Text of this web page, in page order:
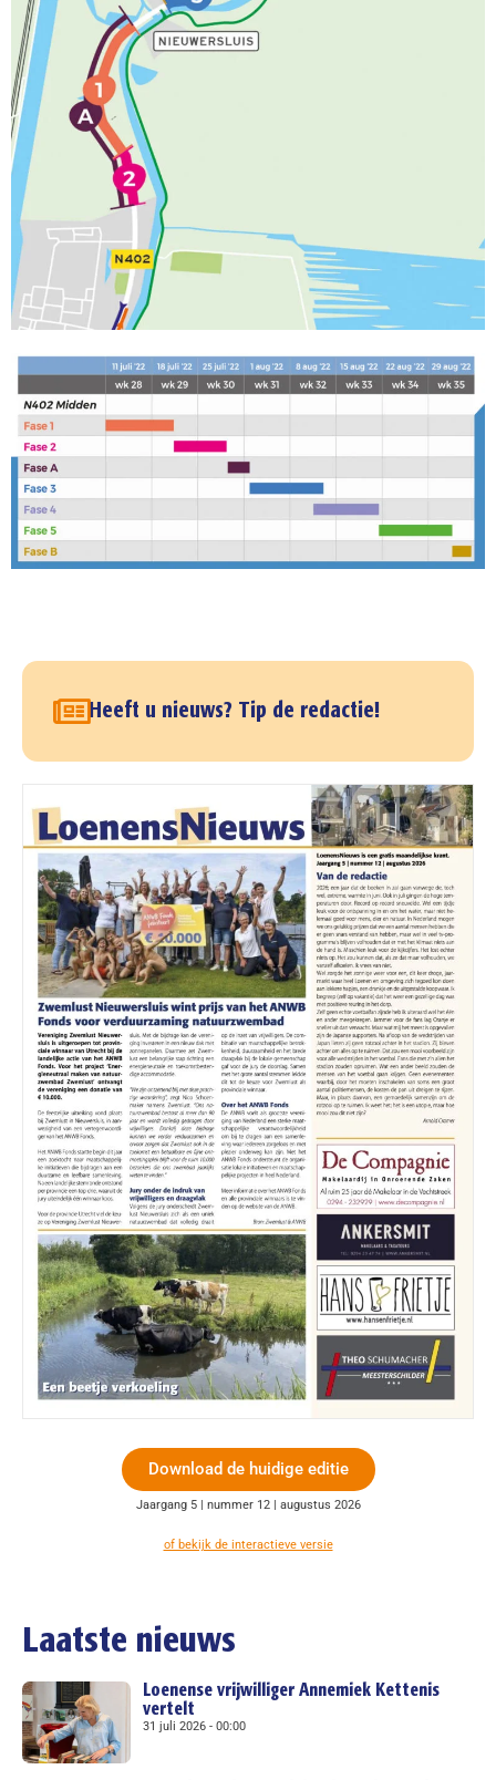
Heeft u nieuws? Tip de redactie!
Download de huidige editie
Jaargang 5 | nummer 12 | augustus 2026
of bekijk de interactieve versie
Laatste nieuws
Loenense vrijwilliger Annemiek Kettenis
vertelt
31 juli 2026 00:00